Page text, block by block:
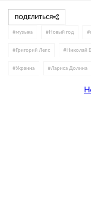
ПОДЕЛИТЬСЯ
#музыка # Новый год #
# Григорий Лепс # Николай
#Украина #Лариса Долина